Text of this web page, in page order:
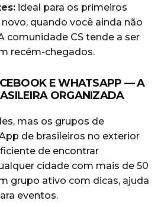
ideal para os primeiros
quando você ainda não
comunidade CS tende a ser
recém-chegados.
E WHATSAPP — A
ORGANIZADA
mas os grupos de
de brasileiros no exterior
de encontrar
cidade com mais de 50
grupo ativo com dicas, ajuda
eventos.